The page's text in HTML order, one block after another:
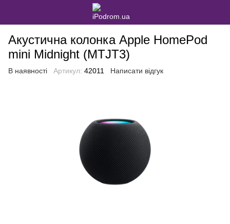
Акустична колонка Apple HomePod
mini Midnight (MTJT3)
В наявності Артикул: 42011 Написати відгук